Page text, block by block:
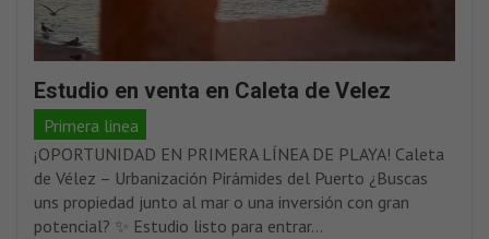
Estudio en venta en Caleta de Velez
Primera linea
¡OPORTUNIDAD EN PRIMERA LÍNEA DE PLAYA! Caleta
de Vélez – Urbanización Pirámides del Puerto ¿Buscas
uns propiedad junto al mar o una inversión con gran
potencial? ✨ Estudio listo para entrar...